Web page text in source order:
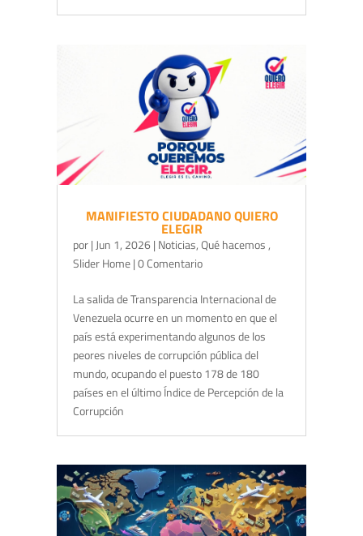
MANIFIESTO CIUDADANO QUIERO
ELEGIR
por| Jun 1, 2026| Noticias,Qué hacemos ,
Slider Home| 0 Comentario
La salida de Transparencia Internacional de
Venezuela ocurre en un momento en que el
país está experimentando algunos de los
peores niveles de corrupción pública del
mundo, ocupando el puesto 178 de 180
países en el último Índice de Percepción de la
Corrupción